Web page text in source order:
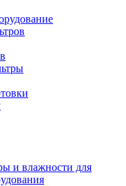
и влажности для